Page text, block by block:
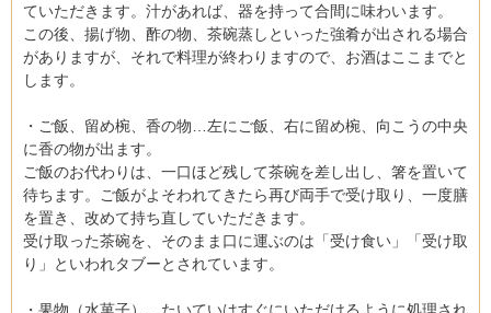
ていただきます。汁があれば、器を持って合間に味わいます。
この後、揚げ物、酢の物、茶碗蒸しといった強肴が出される場合
がありますが、それで料理が終わりますので、お酒はここまでと
します。
・ご飯、留め椀、香の物…左にご飯、右に留め椀、向こうの中央
に香の物が出ます。
ご飯のお代わりは、一口ほど残して茶碗を差し出し、箸を置いて
待ちます。ご飯がよそわれてきたら再び両手で受け取り、一度膳
を置き、改めて持ち直していただきます。
受け取った茶碗を、そのまま口に運ぶのは「受け食い」「受け取
り」といわれタブーとされています。
・果物（水菓子）…たいていはすぐにいただけるように処理され